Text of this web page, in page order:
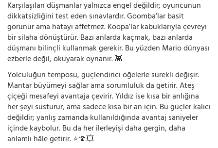
Karşılaşılan düşmanlar yalnızca engel değildir; oyuncunun
dikkatsizliğini test eden sınavlardır. Goomba’lar basit
görünür ama hatayı affetmez. Koopa’lar kabuklarıyla çevreyi
bir silaha dönüştürür. Bazı anlarda kaçmak, bazı anlarda
düşmanı bilinçli kullanmak gerekir. Bu yüzden Mario dünyası
ezberle değil, okuyarak oynanır. 👾
Yolculuğun temposu, güçlendirici öğelerle sürekli değişir.
Mantar büyümeyi sağlar ama sorumluluk da getirir. Ateş
çiçeği mesafeyi avantaja çevirir. Yıldız ise kısa bir anlığına
her şeyi susturur, ama sadece kısa bir an için. Bu güçler kalıcı
değildir; yanlış zamanda kullanıldığında avantaj saniyeler
içinde kaybolur. Bu da her ilerleyişi daha gergin, daha
anlamlı hâle getirir. ⭐🍄💥